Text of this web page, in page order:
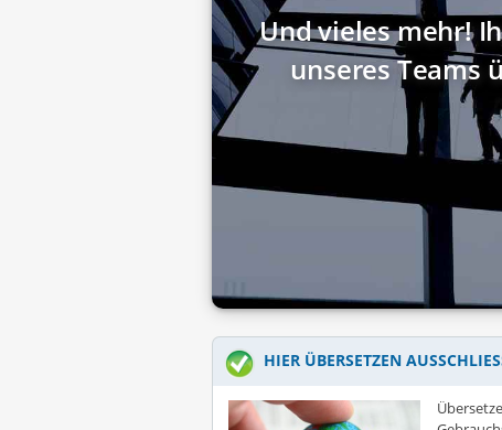
Und vieles mehr!
unseres Teams
HIER ÜBERSETZEN